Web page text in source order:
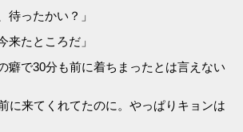
待ったかい？」
来たところだ」
癖で30分も前に着ちまったとは言えない
に来てくれてたのに。やっぱりキョンは